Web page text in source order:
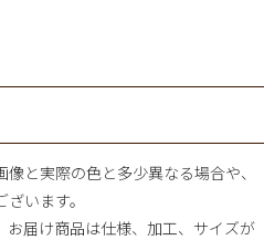
と実際の色と多少異なる場合や、
います。
届け商品は仕様、加工、サイズが